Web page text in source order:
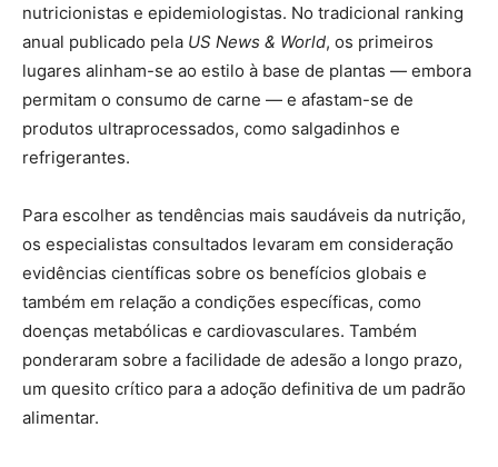
nutricionistas e epidemiologistas. No tradicional ranking
anual publicado pela US News & World, os primeiros
lugares alinham-se ao estilo à base de plantas — embora
permitam o consumo de carne — e afastam-se de
produtos ultraprocessados, como salgadinhos e
refrigerantes.
Para escolher as tendências mais saudáveis da nutrição,
os especialistas consultados levaram em consideração
evidências científicas sobre os benefícios globais e
também em relação a condições específicas, como
doenças metabólicas e cardiovasculares. Também
ponderaram sobre a facilidade de adesão a longo prazo,
um quesito crítico para a adoção definitiva de um padrão
alimentar.